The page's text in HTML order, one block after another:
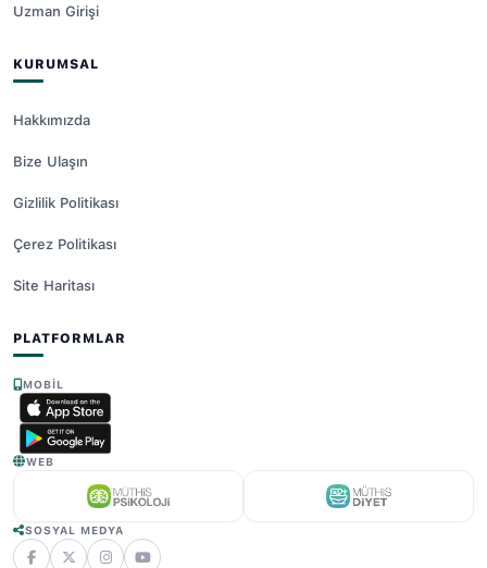
Uzman Girişi
KURUMSAL
Hakkımızda
Bize Ulaşın
Gizlilik Politikası
Çerez Politikası
Site Haritası
PLATFORMLAR
MOBIL
WEB
SOSYAL MEDYA